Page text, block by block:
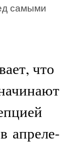
самыми
что
апреле-